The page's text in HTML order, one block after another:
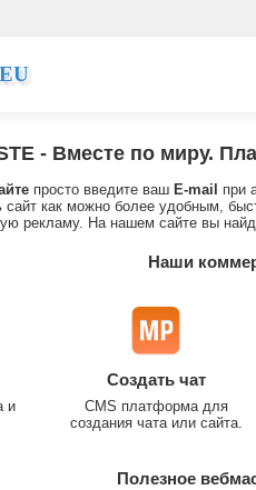
- Вместе по миру.
просто введите ваш E-mail
при
сайт как можно более удобным,
рекламу. На нашем сайте вы
Наши
и
Создать чат
CMS платформа для
создания чата или сайта.
Полезное